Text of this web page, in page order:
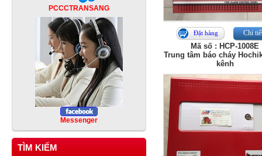
PCCCTRANSANG
Messenger
TÌM KIẾM
Đặt hàng Chi
Mã số : HCP-1008E
Trung tâm báo cháy
kênh